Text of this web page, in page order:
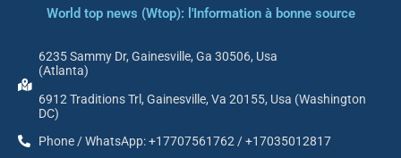
World top news (Wtop): l'Information à bonne source
6235 Sammy Dr, Gainesville, Ga 30506, Usa
(Atlanta)
6912 Traditions Trl, Gainesville, Va 20155, Usa (Washington
DC)
Phone / WhatsApp: +17707561762 / +17035012817